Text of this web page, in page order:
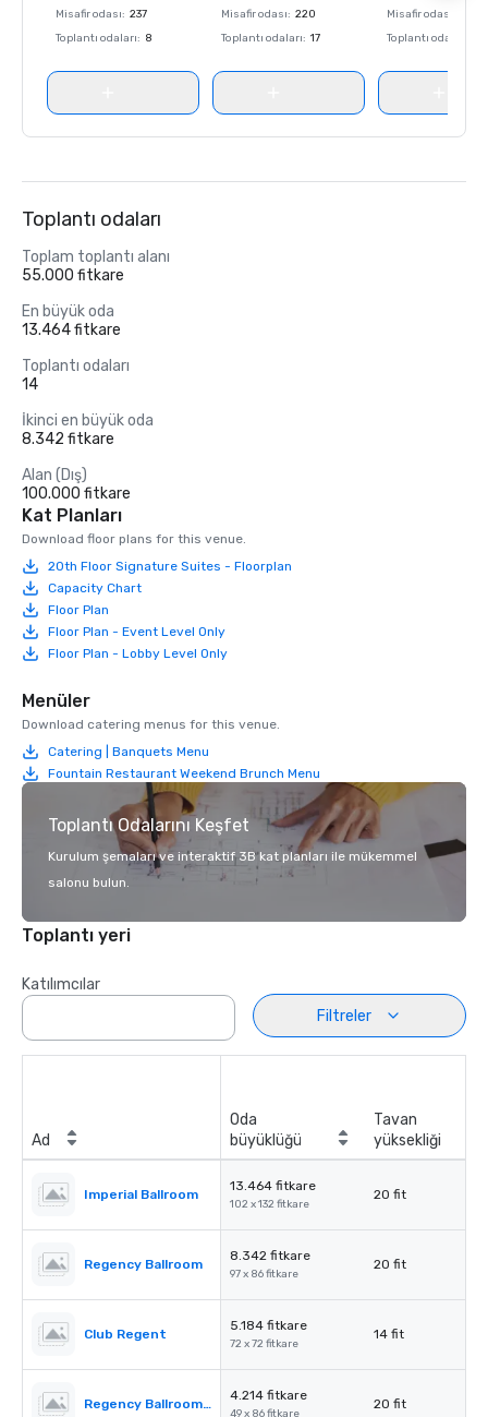
Misafir odası: 237
Toplantı odaları: 8
Misafir odası: 220
Toplantı odaları: 17
Misafir odası
Toplantı odaları
Toplantı odaları
Toplam toplantı alanı
55.000 fitkare
En büyük oda
13.464 fitkare
Toplantı odaları
14
İkinci en büyük oda
8.342 fitkare
Alan (Dış)
100.000 fitkare
Kat Planları
Download floor plans for this venue.
20th Floor Signature Suites - Floorplan
Capacity Chart
Floor Plan
Floor Plan - Event Level Only
Floor Plan - Lobby Level Only
Menüler
Download catering menus for this venue.
Catering | Banquets Menu
Fountain Restaurant Weekend Brunch Menu
Toplantı Odalarını Keşfet
Kurulum şemaları ve interaktif 3B kat planları ile mükemmel
salonu bulun.
Toplantı yeri
Katılımcılar
Filtreler
Ad
Oda
büyüklüğü
Tavan
yüksekliği
Imperial Ballroom
13.464 fitkare
102 x 132 fitkare
20 fit
Regency Ballroom
8.342 fitkare
97 x 86 fitkare
20 fit
Club Regent
5.184 fitkare
72 x 72 fitkare
14 fit
Regency Ballroom II
4.214 fitkare
49 x 86 fitkare
20 fit